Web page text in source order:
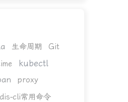
生命周期 Git
kubectl
proxy
cli常用命令